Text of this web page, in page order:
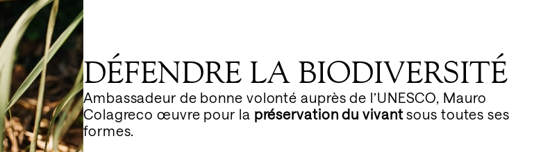
DÉFENDRE LA BIODIVERSITÉ
Ambassadeur de bonne volonté auprès de l’UNESCO, Mauro
Colagreco œuvre pour la préservation du vivantsous toutes ses
formes.